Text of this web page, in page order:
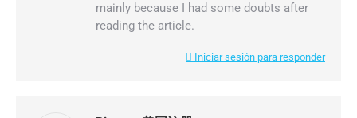
mainly because I had some doubts after
reading the article.
Iniciar sesión para responder